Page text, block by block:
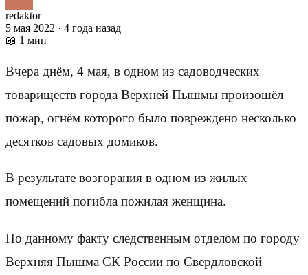
redaktor
5 мая 2022 · 4 года назад
📖 1 мин
Вчера днём, 4 мая, в одном из садоводческих
товариществ города Верхней Пышмы произошёл
пожар, огнём которого было повреждено несколько
десятков садовых домиков.
В результате возгорания в одном из жилых
помещений погибла пожилая женщина.
По данному факту следственным отделом по городу
Верхняя Пышма СК России по Свердловской